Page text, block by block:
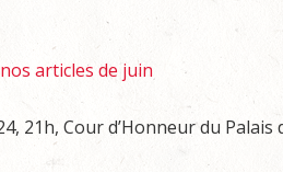
articles de juin
21h, Cour d’Honneur du Palais